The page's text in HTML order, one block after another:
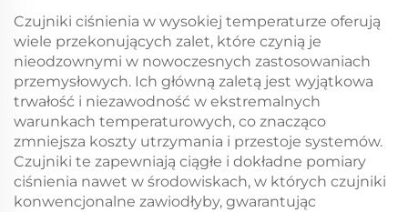
Czujniki ciśnienia w wysokiej temperaturze oferują
wiele przekonujących zalet, które czynią je
nieodzownymi w nowoczesnych zastosowaniach
przemysłowych. Ich główną zaletą jest wyjątkowa
trwałość i niezawodność w ekstremalnych
warunkach temperaturowych, co znacząco
zmniejsza koszty utrzymania i przestoje systemów.
Czujniki te zapewniają ciągłe i dokładne pomiary
ciśnienia nawet w środowiskach, w których czujniki
konwencjonalne zawiodłyby, gwarantując